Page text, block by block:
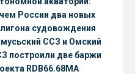
России два новых
судовождения
ССЗ и Омский
построили две баржи
RDB66.68МА